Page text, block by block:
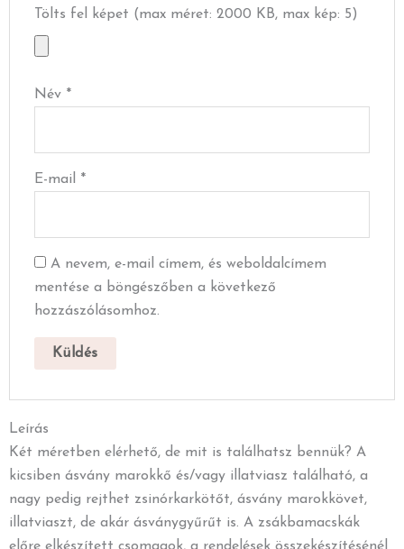
Tölts fel képet (max méret: 2000 KB, max kép: 5)
Név *
E-mail *
A nevem, e-mail címem, és weboldalcímem
mentése a böngészőben a következő
hozzászólásomhoz.
Leírás
Két méretben elérhető, de mit is találhatsz bennük? A
kicsiben ásvány marokkő és/vagy illatviasz található, a
nagy pedig rejthet zsinórkarkötőt, ásvány marokkövet,
illatviaszt, de akár ásványgyűrűt is. A zsákbamacskák